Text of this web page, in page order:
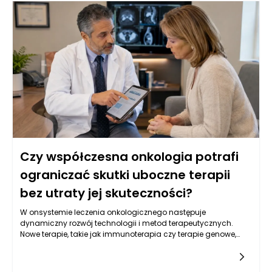
wskazywać na obecność choroby. W Warszawie, dzięki
postępowi w dziedzinie genetyki, coraz częściej stosuje się
również badania molekularne, które identyfikują mutacje
genów związanych z nowotworami, co pozwala na bardziej
spersonalizowane podejście do leczenia. Kluczowe jest
zrozumienie, że wczesne wykrycie choroby zwiększa szanse na
skuteczne leczenie oraz poprawia komfort życia pacjentów.
Czy współczesna onkologia potrafi
ograniczać skutki uboczne terapii
bez utraty jej skuteczności?
W onsystemie leczenia onkologicznego następuje
dynamiczny rozwój technologii i metod terapeutycznych.
Nowe terapie, takie jak immunoterapia czy terapie genowe,
mogą przyczynić się do ograniczenia skutków ubocznych. Te